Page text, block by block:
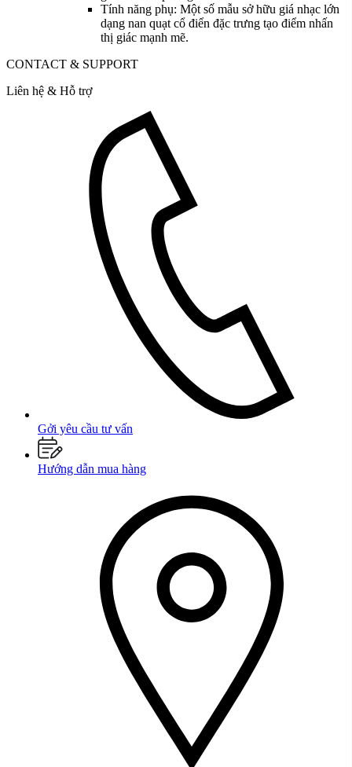
Tính năng phụ: Một số mẫu sở hữu giá nhạc lớn
dạng nan quạt cổ điển đặc trưng tạo điểm nhấn
thị giác mạnh mẽ.
CONTACT & SUPPORT
Liên hệ & Hỗ trợ
Gởi yêu cầu tư vấn
Hướng dẫn mua hàng